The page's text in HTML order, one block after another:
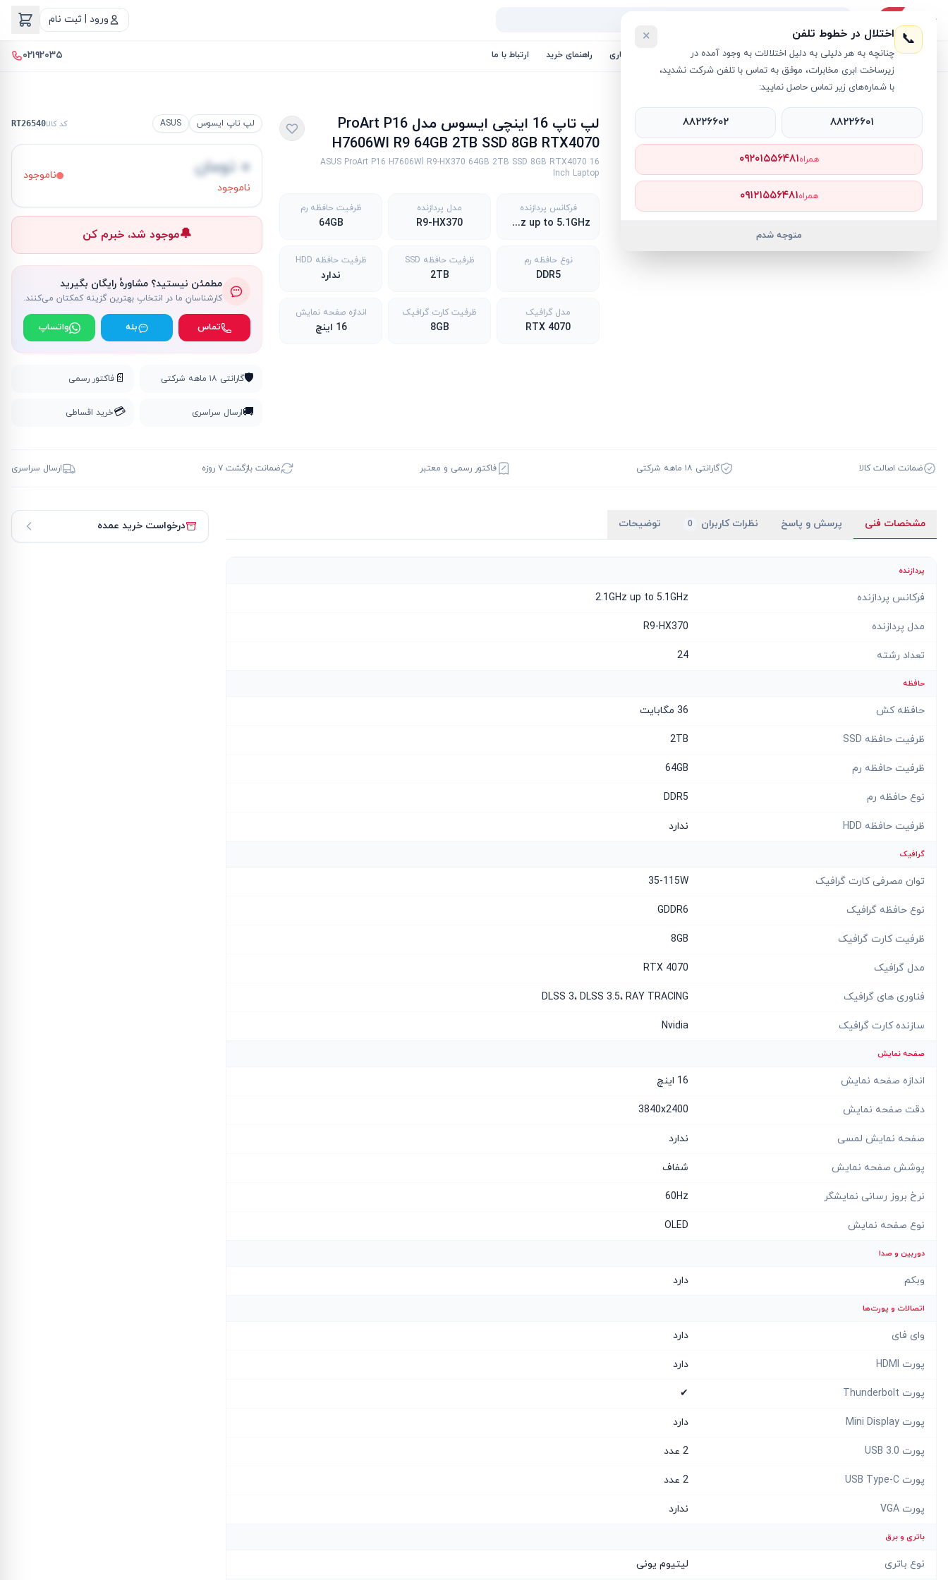
ورود | ثبت نام
لیست محصولات خرید اقساطی خرید سازمانی فروش عمده و همکاری راهنمای خرید ارتباط با ما ۰۲۱۹۲۰۳۵
لپ تاپ ایسوس
لپ تاپ ایسوس ASUS کد کالاRT26540
۰ تومان
ناموجود
ناموجود
🔔موجود شد، خبرم کن
مطمئن نیستید؟ مشاورهٔ رایگان بگیرید
کارشناسانِ ما در انتخابِ بهترین گزینه کمکتان می‌کنند.
تماس بله واتساپ
🛡️گارانتی ۱۸ ماهه شرکتی 📄 فاکتور رسمی
🚚ارسال سراسری 💳خرید اقساطی
لپ تاپ 16 اینچی ایسوس مدل ProArt P16
H7606Wl R9 64GB 2TB SSD 8GB RTX4070
ASUS ProArt P16 H7606Wl R9-HX370 64GB 2TB SSD 8GB RTX4070 16
Inch Laptop
فرکانس پردازنده
2.1GHz up to 5.1GHz
مدل پردازنده
R9-HX370
ظرفیت حافظه رم
64GB
نوع حافظه رم
DDR5
ظرفیت حافظه SSD
2TB
ظرفیت حافظه HDD
ندارد
مدل گرافیک
RTX 4070
ظرفیت کارت گرافیک
8GB
اندازه صفحه نمایش
16 اینچ
ضمانت اصالت کالا گارانتی ۱۸ ماهه شرکتی فاکتور رسمی و معتبر ضمانت بازگشت ۷ روزه ارسال سراسری
مشخصات فنی پرسش و پاسخ نظرات کاربران 0 توضیحات
پردازنده
فرکانس پردازنده 2.1GHz up to 5.1GHz
مدل پردازنده R9-HX370
تعداد رشته 24
حافظه
حافظه کش 36 مگابایت
ظرفیت حافظه SSD 2TB
ظرفیت حافظه رم 64GB
نوع حافظه رم DDR5
ظرفیت حافظه HDD ندارد
گرافیک
توان مصرفی کارت گرافیک 35-115W
نوع حافظه گرافیک GDDR6
ظرفیت کارت گرافیک 8GB
مدل گرافیک RTX 4070
فناوری های گرافیک DLSS 3، DLSS 3.5، RAY TRACING
سازنده کارت گرافیک Nvidia
صفحه نمایش
اندازه صفحه نمایش 16 اینچ
دقت صفحه نمایش 3840x2400
صفحه نمایش لمسی ندارد
پوشش صفحه نمایش شفاف
نرخ بروز رسانی نمایشگر 60Hz
نوع صفحه نمایش OLED
دوربین و صدا
وبکم دارد
اتصالات و پورت‌ها
وای فای دارد
پورت HDMI دارد
پورت Thunderbolt ✔
پورت Mini Display دارد
پورت USB 3.0 2 عدد
پورت USB Type-C 2 عدد
پورت VGA ندارد
باتری و برق
نوع باتری لیتیوم یونی
درخواست خرید عمده
📞 اختلال در خطوط تلفن
چنانچه به هر دلیلی به دلیل اختلالات به وجود آمده در
زیرساخت ابری مخابرات، موفق به تماس با تلفن شرکت نشدید،
با شماره‌های زیر تماس حاصل نمایید:
×
۸۸۲۲۶۶۰۱ ۸۸۲۲۶۶۰۲
همراه۰۹۲۰۱۵۵۶۴۸۱
همراه۰۹۱۲۱۵۵۶۴۸۱
متوجه شدم